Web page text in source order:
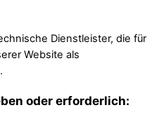
Dienstleister, die für
Website als
oder erforderlich: